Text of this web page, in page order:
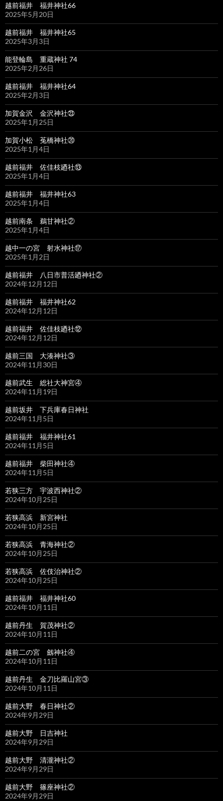
越前福井 福井神社66
2025年5月20日
越前福井 福井神社65
2025年3月3日
能登輪島 重蔵神社 74
2025年2月26日
越前福井 福井神社64
2025年2月3日
加賀金沢 金沢神社㉓
2025年1月25日
加賀小松 菟橋神社⑳
2025年1月4日
越前福井 佐佳枝廼社⑬
2025年1月4日
越前福井 福井神社63
2025年1月4日
越前南条 鵜甘神社②
2025年1月4日
越中一の宮 射水神社⑰
2025年1月2日
越前福井 八日市普活廼神社②
2024年12月12日
越前福井 福井神社62
2024年12月12日
越前福井 佐佳枝廼社⑫
2024年12月12日
越前三国 大湊神社③
2024年11月30日
越前武生 総社大神宮④
2024年11月19日
越前坂井 下兵庫春日神社
2024年11月5日
越前福井 福井神社61
2024年11月5日
越前福井 柴田神社④
2024年11月5日
若狭三方 宇波西神社②
2024年10月25日
若狭高浜 新宮神社
2024年10月25日
若狭高浜 青海神社②
2024年10月25日
若狭高浜 佐伎治神社②
2024年10月25日
越前福井 福井神社60
2024年10月11日
越前丹生 賀茂神社②
2024年10月11日
越前二の宮 劔神社④
2024年10月11日
越前丹生 金刀比羅山宮③
2024年10月11日
越前大野 春日神社②
2024年9月29日
越前大野 日吉神社
2024年9月29日
越前大野 清瀧神社②
2024年9月29日
越前大野 篠座神社②
2024年9月29日